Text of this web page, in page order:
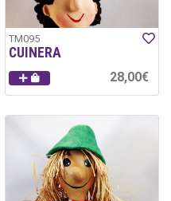
TM095
CUINERA
28,00€